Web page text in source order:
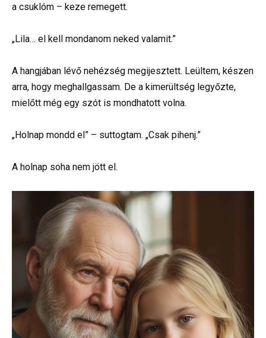
a csuklóm – keze remegett.
„Lila… el kell mondanom neked valamit.”
A hangjában lévő nehézség megijesztett. Leültem, készen
arra, hogy meghallgassam. De a kimerültség legyőzte,
mielőtt még egy szót is mondhatott volna.
„Holnap mondd el” – suttogtam. „Csak pihenj.”
A holnap soha nem jött el.